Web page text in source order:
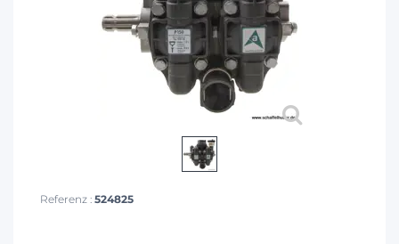
Referenz : 524825